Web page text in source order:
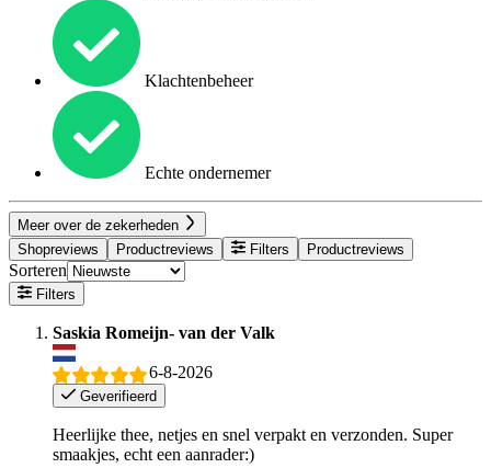
Klachtenbeheer
Echte ondernemer
Meer over de zekerheden
Shopreviews
Productreviews Filters Productreviews
Sorteren
Filters
Saskia Romeijn- van der Valk
6-8-2026
Geverifieerd
Heerlijke thee, netjes en snel verpakt en verzonden. Super
smaakjes, echt een aanrader:)